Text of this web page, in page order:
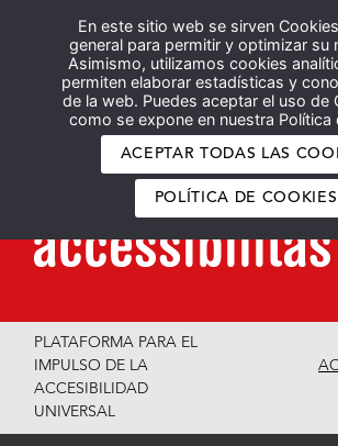
En este sitio web se sirven
general para permitir y optimizar su
Asimismo, utilizamos cookies
permiten elaborar estadísticas y
de la web. Puedes aceptar el uso de
como se expone en nuestra Política
ACEPTAR TODAS LAS
POLÍTICA DE COOKIES
PLATAFORMA PARA EL
IMPULSO DE LA
ACCESIBILIDAD
UNIVERSAL